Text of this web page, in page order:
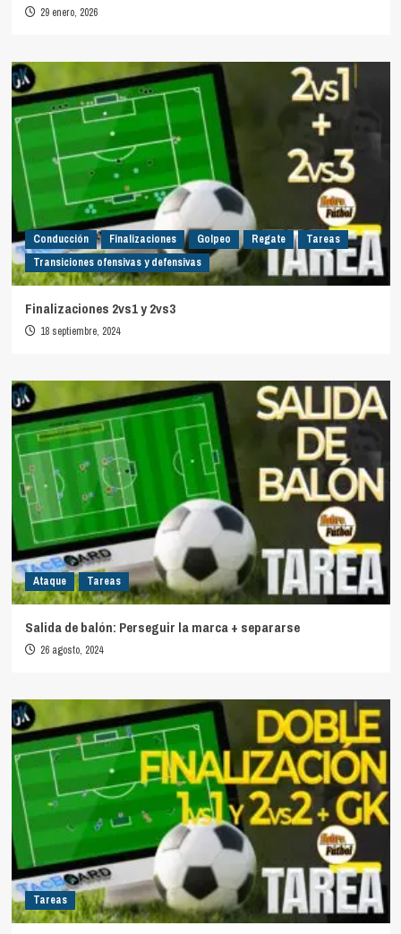
29 enero, 2026
Conducción Finalizaciones Golpeo Regate
Tareas
Transiciones ofensivas y defensivas
Finalizaciones 2vs1 y 2vs3
18 septiembre, 2024
Ataque Tareas
Salida de balón: Perseguir la marca + separarse
26 agosto, 2024
Tareas